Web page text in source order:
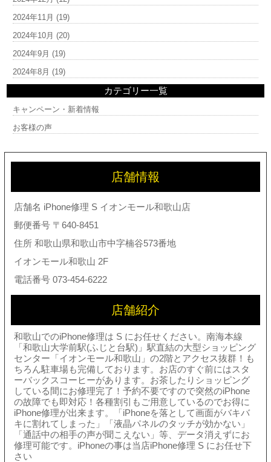
2024年11月 (19)
2024年10月 (20)
2024年9月 (19)
2024年8月 (19)
カテゴリー一覧
キャンペーン・新着情報
お客様の声
店舗情報
店舗名 iPhone修理 S イオンモール和歌山店
郵便番号 〒640-8451
住所 和歌山県和歌山市中字楠谷573番地
イオンモール和歌山 2F
電話番号 073-454-6222
店舗紹介
和歌山でのiPhone修理は S にお任せください。南海本線
「和歌山大学前駅(ふじと台駅)」駅直結の大型ショッピング
センター「イオンモール和歌山」の2階とアクセス抜群！も
ちろん駐車場も完備しております。お店のすぐ前にはスタ
ーバックスコーヒーがあります。お茶したりショッピング
している間にお修理完了！予約不要ですので突然のiPhone
の故障でも即対応！各種割引もご用意しているのでお得に
iPhone修理が出来ます。「iPhoneを落として画面がバキバ
キに割れてしまった」「液晶パネルのタッチが効かない」
「通話中の相手の声が聞こえない」等、データ消えずにお
修理可能です。iPhoneの事は当店iPhone修理 S にお任せ下
さい